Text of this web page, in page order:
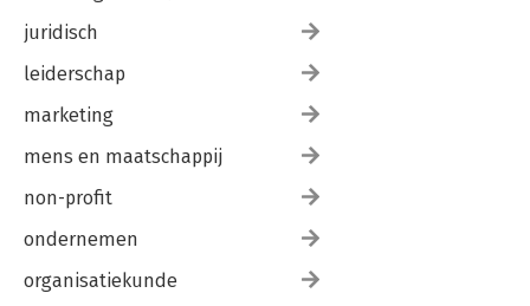
juridisch
leiderschap
marketing
mens en maatschappij
non-profit
ondernemen
organisatiekunde